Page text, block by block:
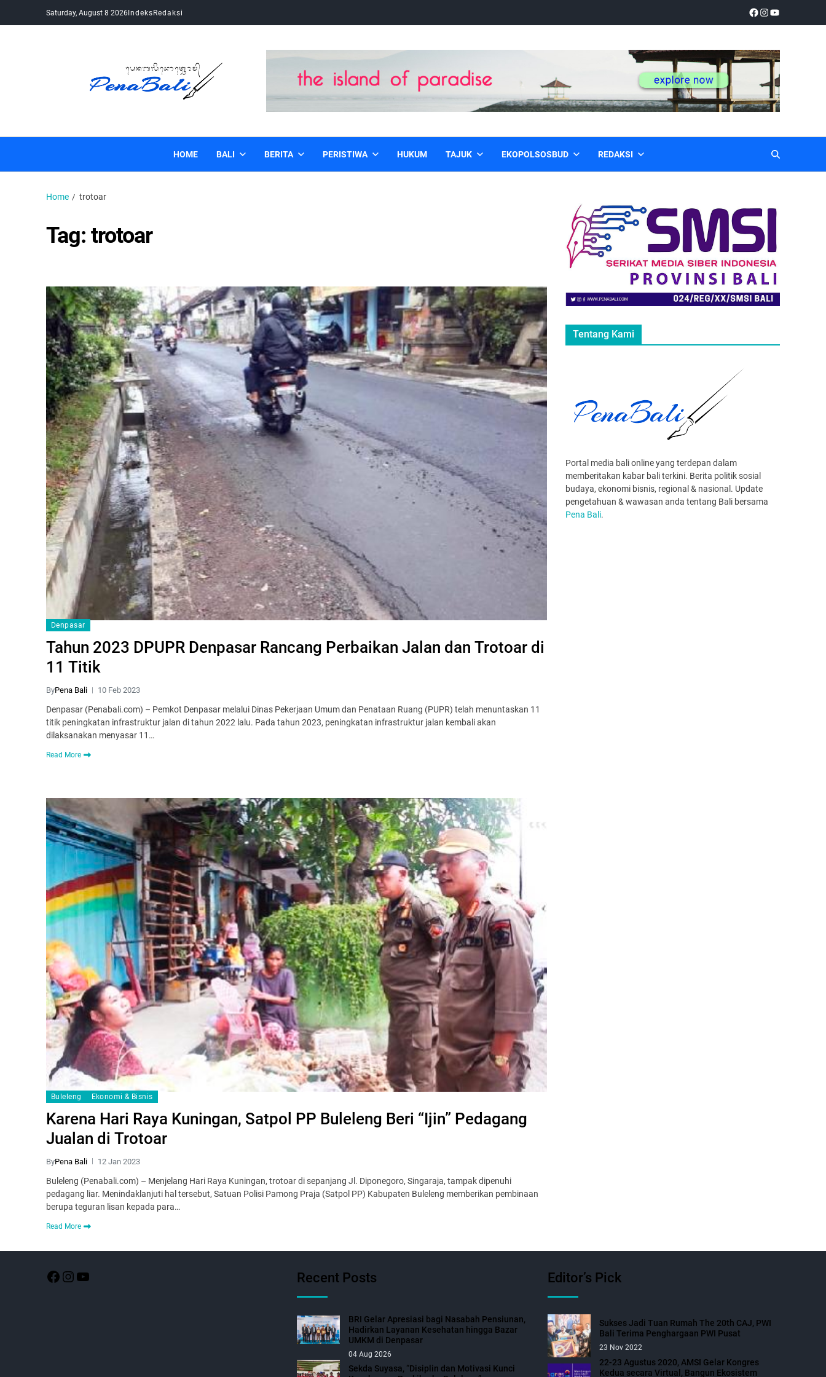
Saturday, August 8 2026IndeksRedaksi
HOME BALI BERITA PERISTIWA HUKUM TAJUK EKOPOLSOSBUD REDAKSI
Home trotoar
Tag:trotoar
Denpasar
Tahun 2023 DPUPR Denpasar Rancang Perbaikan Jalan dan Trotoar di
11 Titik
ByPena Bali 10 Feb 2023
Denpasar (Penabali.com) – Pemkot Denpasar melalui Dinas Pekerjaan Umum dan Penataan Ruang (PUPR) telah menuntaskan 11
titik peningkatan infrastruktur jalan di tahun 2022 lalu. Pada tahun 2023, peningkatan infrastruktur jalan kembali akan
dilaksanakan menyasar 11…
Read More
Buleleng Ekonomi & Bisnis
Karena Hari Raya Kuningan, Satpol PP Buleleng Beri “Ijin” Pedagang
Jualan di Trotoar
ByPena Bali 12 Jan 2023
Buleleng (Penabali.com) – Menjelang Hari Raya Kuningan, trotoar di sepanjang Jl. Diponegoro, Singaraja, tampak dipenuhi
pedagang liar. Menindaklanjuti hal tersebut, Satuan Polisi Pamong Praja (Satpol PP) Kabupaten Buleleng memberikan pembinaan
berupa teguran lisan kepada para…
Read More
Tentang Kami
Portal media bali online yang terdepan dalam
memberitakan kabar bali terkini. Berita politik sosial
budaya, ekonomi bisnis, regional & nasional. Update
pengetahuan & wawasan anda tentang Bali bersama
Pena Bali.
Recent Posts
BRI Gelar Apresiasi bagi Nasabah Pensiunan,
Hadirkan Layanan Kesehatan hingga Bazar
UMKM di Denpasar
04 Aug 2026
Sekda Suyasa, “Disiplin dan Motivasi Kunci
Editor’s Pick
Sukses Jadi Tuan Rumah The 20th CAJ, PWI
Bali Terima Penghargaan PWI Pusat
23 Nov 2022
22-23 Agustus 2020, AMSI Gelar Kongres
Kedua secara Virtual, Bangun Ekosistem